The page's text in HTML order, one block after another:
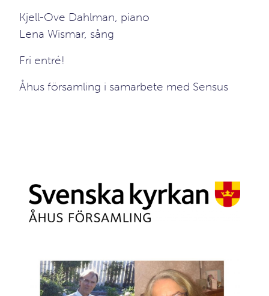
Kjell-Ove Dahlman, piano
Lena Wismar, sång
Fri entré!
Åhus församling i samarbete med Sensus